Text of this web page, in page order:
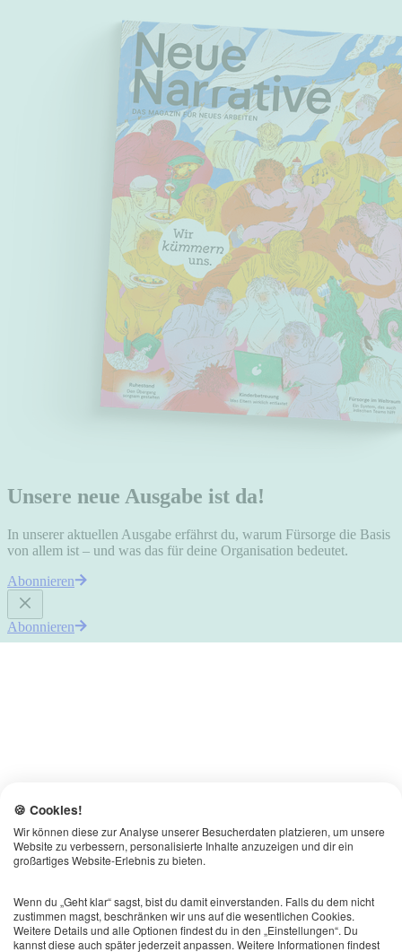
Unsere neue Ausgabe ist da!
In unserer aktuellen Ausgabe erfährst du, warum Fürsorge die Basis
von allem ist – und was das für deine Organisation bedeutet.
Abonnieren
Abonnieren
🍪 Cookies!
Wir können diese zur Analyse unserer Besucherdaten platzieren, um unsere
Website zu verbessern, personalisierte Inhalte anzuzeigen und dir ein
großartiges Website-Erlebnis zu bieten.
Wenn du „Geht klar“ sagst, bist du damit einverstanden. Falls du dem nicht
zustimmen magst, beschränken wir uns auf die wesentlichen Cookies.
Weitere Details und alle Optionen findest du in den „Einstellungen“. Du
kannst diese auch später jederzeit anpassen. Weitere Informationen findest